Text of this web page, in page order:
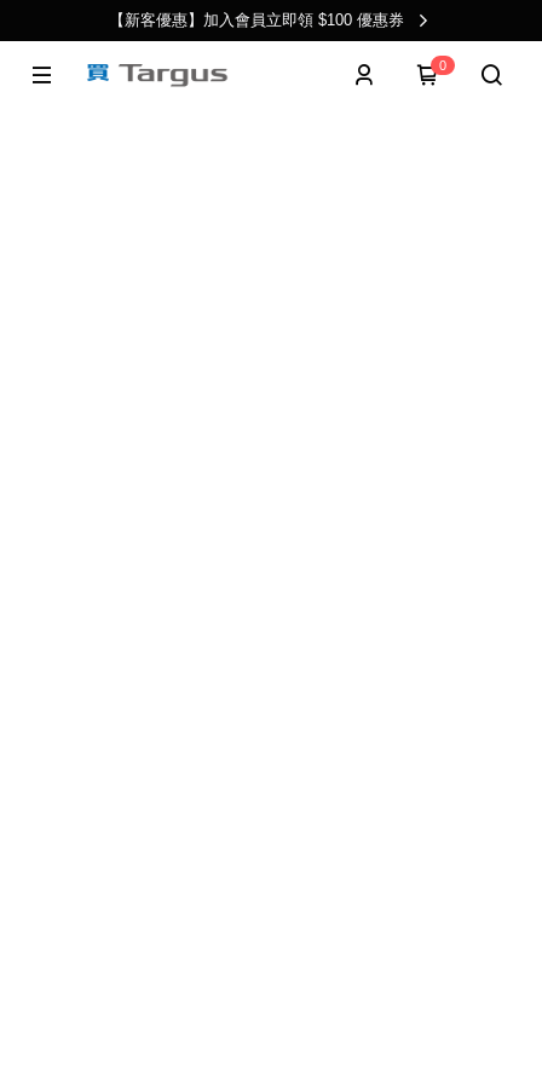
【新客優惠】加入會員立即領 $100 優惠券
0